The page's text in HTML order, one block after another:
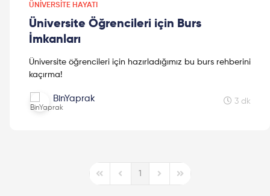
ÜNIVERSITE HAYATI
Üniversite Öğrencileri için Burs
İmkanları
Üniversite öğrencileri için hazırladığımız bu burs rehberini
kaçırma!
BinYaprak 3 dk
First PagePrevious Page
1
Next PageLast Page